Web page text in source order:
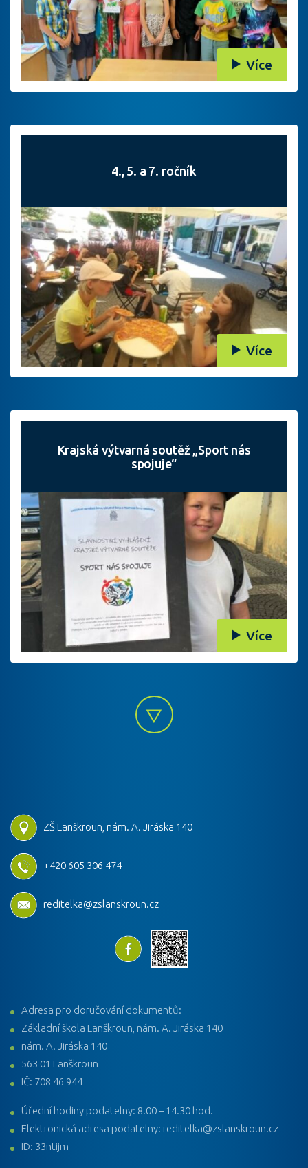
Více
4., 5. a 7. ročník
Více
Krajská výtvarná soutěž „Sport nás
spojuje“
Více
ZŠ Lanškroun, nám. A. Jiráska 140
+420 605 306 474
reditelka@zslanskroun.cz
Adresa pro doručování dokumentů:
Základní škola Lanškroun, nám. A. Jiráska 140
nám. A. Jiráska 140
563 01 Lanškroun
IČ: 708 46 944
Úřední hodiny podatelny: 8.00 – 14.30 hod.
Elektronická adresa podatelny: reditelka@zslanskroun.cz
ID: 33ntijm